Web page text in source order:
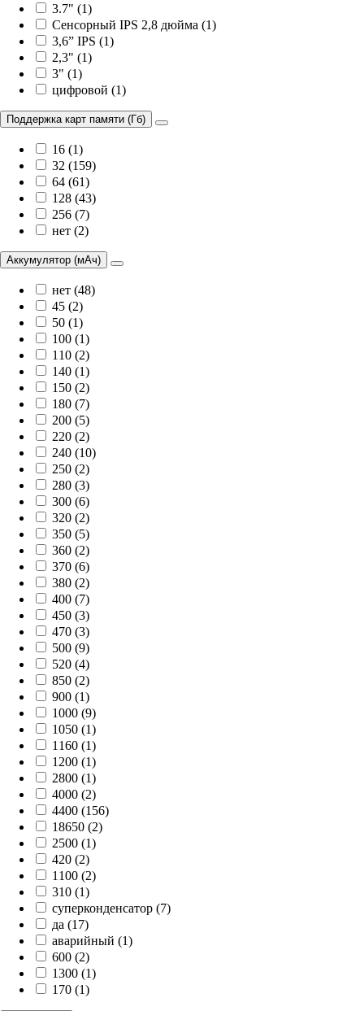
3.7" (1)
Сенсорный IPS 2,8 дюйма (1)
3,6” IPS (1)
2,3" (1)
3" (1)
цифровой (1)
Поддержка карт памяти (Гб)
16 (1)
32 (159)
64 (61)
128 (43)
256 (7)
нет (2)
Аккумулятор (мАч)
нет (48)
45 (2)
50 (1)
100 (1)
110 (2)
140 (1)
150 (2)
180 (7)
200 (5)
220 (2)
240 (10)
250 (2)
280 (3)
300 (6)
320 (2)
350 (5)
360 (2)
370 (6)
380 (2)
400 (7)
450 (3)
470 (3)
500 (9)
520 (4)
850 (2)
900 (1)
1000 (9)
1050 (1)
1160 (1)
1200 (1)
2800 (1)
4000 (2)
4400 (156)
18650 (2)
2500 (1)
420 (2)
1100 (2)
310 (1)
суперконденсатор (7)
да (17)
аварийный (1)
600 (2)
1300 (1)
170 (1)